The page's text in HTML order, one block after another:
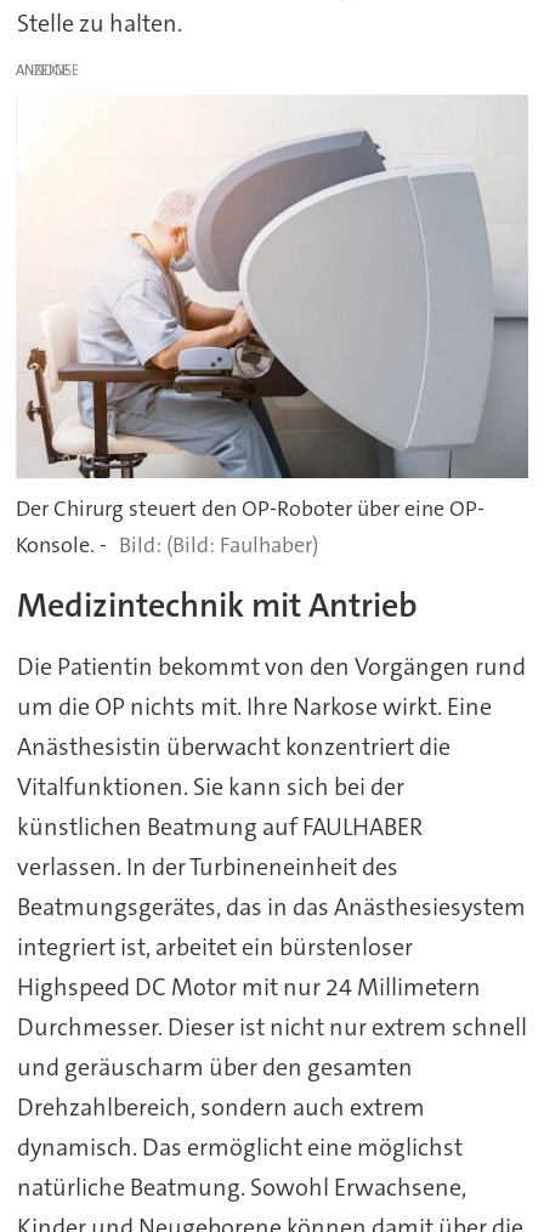
Stelle zu halten.
ANZEIGE
Der Chirurg steuert den OP-Roboter über eine OP-
Konsole. -
(Bild: Faulhaber)
Medizintechnik mit Antrieb
Die Patientin bekommt von den Vorgängen rund
um die OP nichts mit. Ihre Narkose wirkt. Eine
Anästhesistin überwacht konzentriert die
Vitalfunktionen. Sie kann sich bei der
künstlichen Beatmung auf FAULHABER
verlassen. In der Turbineneinheit des
Beatmungsgerätes, das in das Anästhesiesystem
integriert ist, arbeitet ein bürstenloser
Highspeed DC Motor mit nur 24 Millimetern
Durchmesser. Dieser ist nicht nur extrem schnell
und geräuscharm über den gesamten
Drehzahlbereich, sondern auch extrem
dynamisch. Das ermöglicht eine möglichst
natürliche Beatmung. Sowohl Erwachsene,